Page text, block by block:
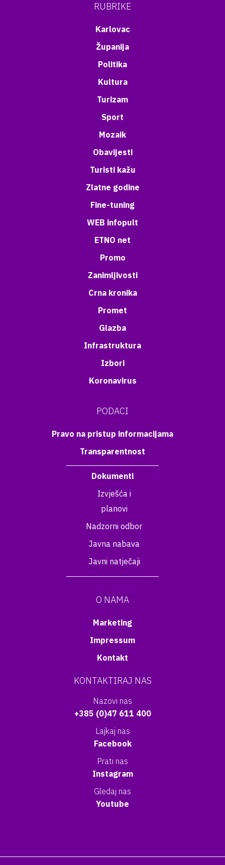
RUBRIKE
Karlovac
Županija
Politika
Kultura
Turizam
Sport
Mozaik
Obavijesti
Turisti kažu
Zlatne godine
Fine-tuning
WEB infopult
ETNO net
Promo
Zanimljivosti
Crna kronika
Promet
Glazba
Infrastruktura
Izbori
Koronavirus
PODACI
Pravo na pristup informacijama
Transparentnost
Dokumenti
Izvješća i
planovi
Nadzorni odbor
Javna nabava
Javni natječaji
O NAMA
Marketing
Impressum
Kontakt
KONTAKTIRAJ NAS
Nazovi nas
+385 (0)47 611 400
Lajkaj nas
Facebook
Prati nas
Instagram
Gledaj nas
Youtube